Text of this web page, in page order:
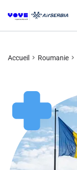
Accueil Roumanie